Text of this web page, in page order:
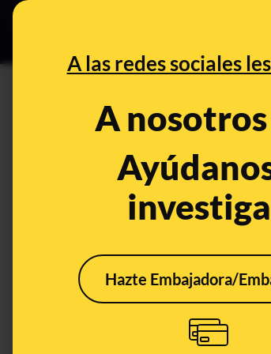
A las redes sociales
A
Hazte Embajadora/
¿Qué sabemos
valorar su cierre
Metro niega que la
Mar 12, 2020, 11:35:08 AM